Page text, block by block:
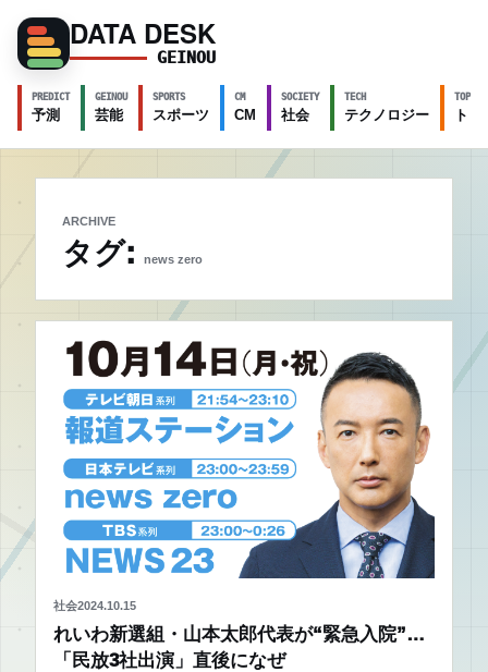
DATA DESK
GEINOU
PREDICT
予測
GEINOU
芸能
SPORTS
スポーツ
CM
CM
SOCIETY
社会
TECH
テクノロジー
TOPICS
ト
ARCHIVE
タグ: news zero
社会2024.10.15
れいわ新選組・山本太郎代表が“緊急入院”…
「民放3社出演」直後になぜ